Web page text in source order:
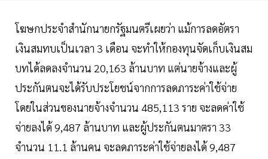
โฆษกประจำสำนักนายกรัฐมนตรีเผยว่า แม้การลดอัตรา
เงินสมทบเป็นเวลา 3 เดือน จะทำให้กองทุนจัดเก็บเงินสม
บทได้ลดลงจำนวน 20,163 ล้านบาท แต่นายจ้างและผู้
ประกันตนจะได้รับประโยชน์จากการลดภาระค่าใช้จ่าย
โดยในส่วนของนายจ้างจำนวน 485,113 ราย จะลดค่าใช้
จ่ายลงได้ 9,487 ล้านบาท และผู้ประกันตนมาตรา 33
จำนวน 11.1 ล้านคน จะลดภาระค่าใช้จ่ายลงได้ 9,487